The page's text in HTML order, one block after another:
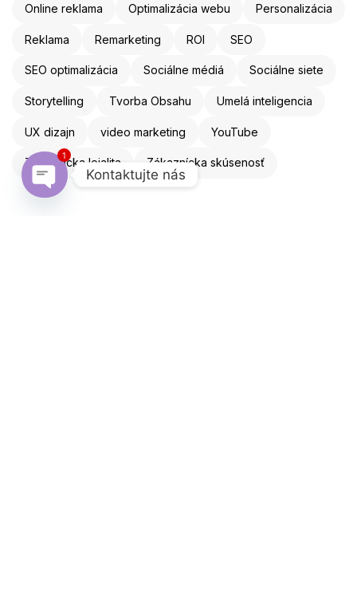
Online reklama Optimalizácia webu Personalizácia
Reklama Remarketing ROI SEO
SEO optimalizácia Sociálne médiá Sociálne siete
Storytelling Tvorba Obsahu Umelá inteligencia
UX dizajn video marketing YouTube
Zákaznícka lojalita Zákaznícka skúsenosť
Kontaktujte nás
1